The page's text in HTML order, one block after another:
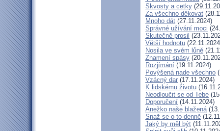
Skvosty a cetky
Za všechno děkovat
Mnoho dát (27.11.2024)
Správné užívání moci
Skutečně prosil
Větší hodnotu
Nosila ve svém lůně
Znamení spásy
Rozjímání (19.11.2024)
Povýšená nade všechno
Vzácný dar (17.11.2024)
K lidskému životu
Neodloučit se od Tebe
Doporučení (14.11.2024)
Anežko naše blažená
Snaž se o to denně
Jaký by měl být